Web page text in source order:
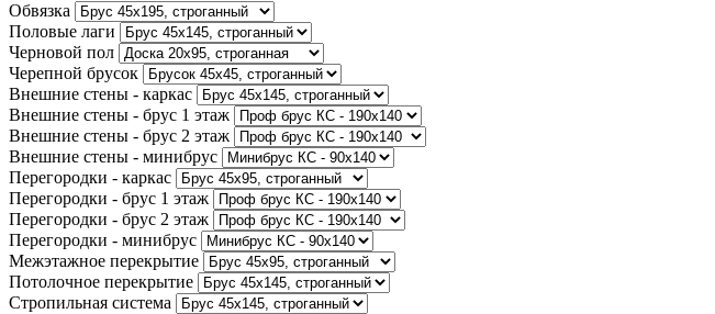
Обвязка
Половые лаги
Черновой пол
Черепной брусок
Внешние стены - каркас
Внешние стены - брус 1 этаж
Внешние стены - брус 2 этаж
Внешние стены - минибрус
Перегородки - каркас
Перегородки - брус 1 этаж
Перегородки - брус 2 этаж
Перегородки - минибрус
Межэтажное перекрытие
Потолочное перекрытие
Стропильная система